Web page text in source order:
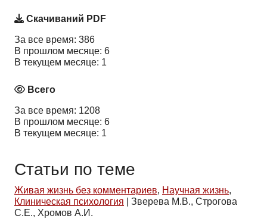
Скачиваний PDF
За все время: 386
В прошлом месяце: 6
В текущем месяце: 1
Всего
За все время: 1208
В прошлом месяце: 6
В текущем месяце: 1
Статьи по теме
Живая жизнь без комментариев, Научная жизнь,
Клиническая психология
Зверева М.В., Строгова
С.Е., Хромов А.И.